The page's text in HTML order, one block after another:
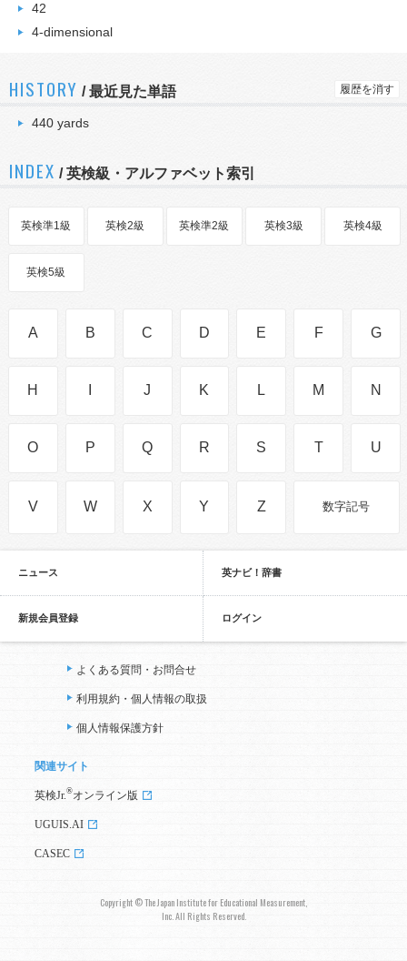
42
4-dimensional
HISTORY /最近見た単語 履歴を消す
440 yards
INDEX / 英検級・アルファベット索引
英検準1級 英検2級 英検準2級 英検3級 英検4級
英検5級
A B C D E F G
H J K L M N
O P Q R S T U
V W X Y Z 数字記号
ニュース 英ナビ！辞書
新規会員登録 ログイン
よくある質問・お問合せ
利用規約・個人情報の取扱
個人情報保護方針
関連サイト
英検Jr. ®オンライン版
UGUIS.AI
CASEC
Copyright © The Japan Institute for Educational Measurement,
Inc. All Rights Reserved.